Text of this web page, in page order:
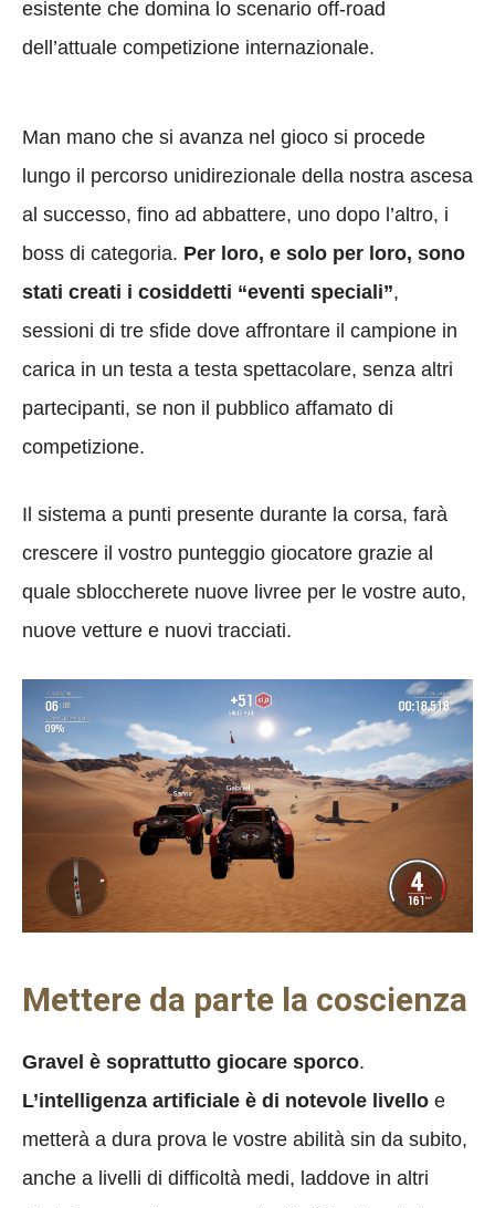
esistente che domina lo scenario off-road
dell’attuale competizione internazionale.
Man mano che si avanza nel gioco si procede
lungo il percorso unidirezionale della nostra ascesa
al successo, fino ad abbattere, uno dopo l’altro, i
boss di categoria. Per loro, e solo per loro, sono
stati creati i cosiddetti “eventi speciali”,
sessioni di tre sfide dove affrontare il campione in
carica in un testa a testa spettacolare, senza altri
partecipanti, se non il pubblico affamato di
competizione.
Il sistema a punti presente durante la corsa, farà
crescere il vostro punteggio giocatore grazie al
quale sbloccherete nuove livree per le vostre auto,
nuove vetture e nuovi tracciati.
Mettere da parte la coscienza
Gravel è soprattutto giocare sporco.
L’intelligenza artificiale è di notevole livello e
metterà a dura prova le vostre abilità sin da subito,
anche a livelli di difficoltà medi, laddove in altri